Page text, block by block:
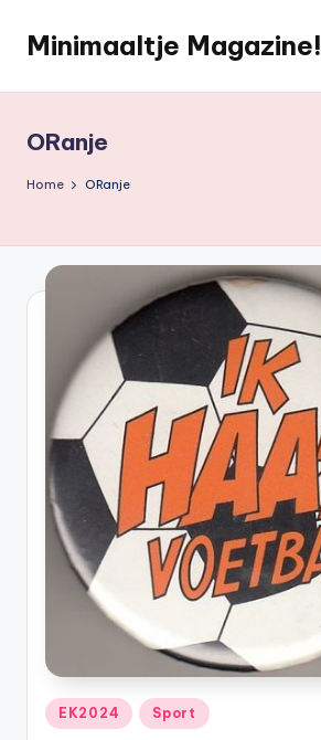
de
Minimaaltje Magazine!
ORanje
Home ORanje
Geplaatst
EK2024 Sport